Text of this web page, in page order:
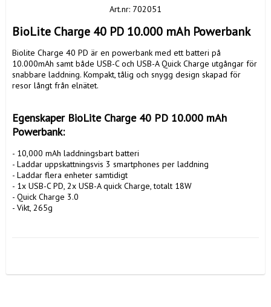
Art.nr: 702051
BioLite Charge 40 PD 10.000 mAh Powerbank
Biolite Charge 40 PD är en powerbank med ett batteri på
10.000mAh samt både USB-C och USB-A Quick Charge utgångar för
snabbare laddning. Kompakt, tålig och snygg design skapad för
resor långt från elnätet.
Egenskaper BioLite Charge 40 PD 10.000 mAh
Powerbank:
- 10,000 mAh laddningsbart batteri
- Laddar uppskattningsvis 3 smartphones per laddning
- Laddar flera enheter samtidigt
- 1x USB-C PD, 2x USB-A quick Charge, totalt 18W
- Quick Charge 3.0
- Vikt, 265g